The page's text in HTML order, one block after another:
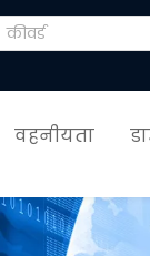
वहनीयता